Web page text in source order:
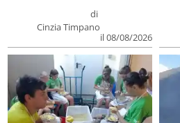
di
Cinzia Timpano
il 08/08/2026